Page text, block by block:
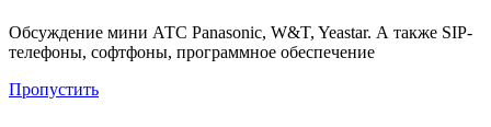
Обсуждение мини АТС Panasonic, W&T, Yeastar. А также SIP-
телефоны, софтфоны, программное обеспечение
Пропустить